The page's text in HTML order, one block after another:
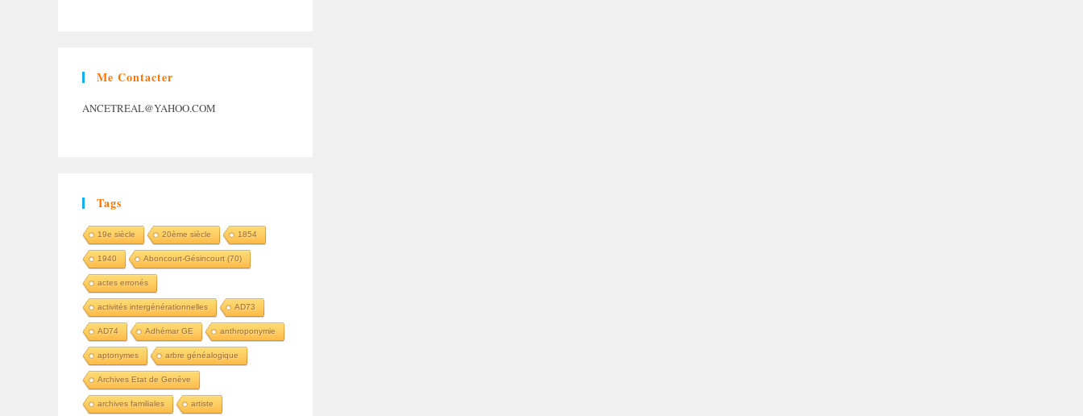
Me Contacter
ANCETREAL@YAHOO.COM
Tags
19e siècle 20ème siècle 1854
1940 Aboncourt-Gésincourt (70)
actes erronés
activités intergénérationnelles AD73
AD74 Adhémar GE anthroponymie
aptonymes arbre généalogique
Archives Etat de Genève
archives familiales artiste